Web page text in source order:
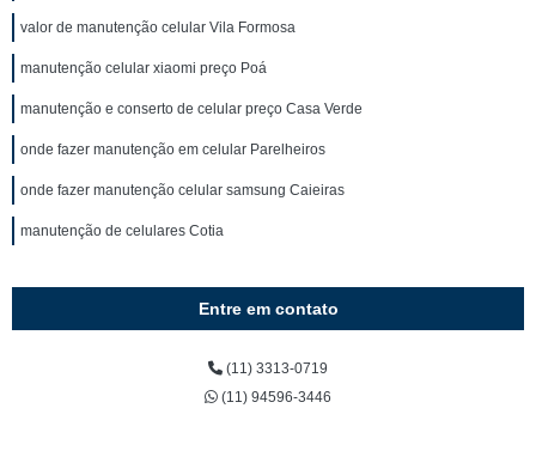
valor de manutenção celular Vila Formosa
manutenção celular xiaomi preço Poá
manutenção e conserto de celular preço Casa Verde
onde fazer manutenção em celular Parelheiros
onde fazer manutenção celular samsung Caieiras
manutenção de celulares Cotia
Entre em contato
(11) 3313-0719
(11) 94596-3446